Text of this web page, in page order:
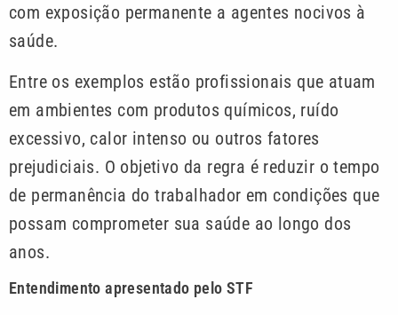
com exposição permanente a agentes nocivos à
saúde.
Entre os exemplos estão profissionais que atuam
em ambientes com produtos químicos, ruído
excessivo, calor intenso ou outros fatores
prejudiciais. O objetivo da regra é reduzir o tempo
de permanência do trabalhador em condições que
possam comprometer sua saúde ao longo dos
anos.
Entendimento apresentado pelo STF